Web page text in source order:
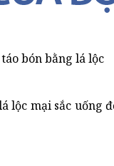
bón bằng lá lộc
lộc mại sắc uống